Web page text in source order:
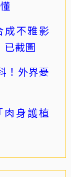
成不雅影
截圖
！外界憂
身護植